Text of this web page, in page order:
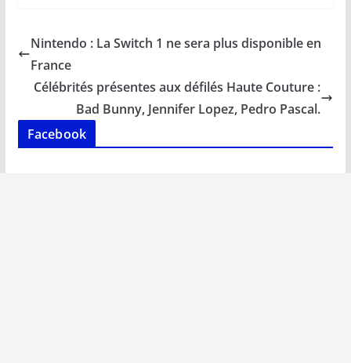
b
o
o
k
l s
p
p
e
n
y
n
k
g
Nintendo : La Switch 1 ne sera plus disponible en
France
Célébrités présentes aux défilés Haute Couture :
Bad Bunny, Jennifer Lopez, Pedro Pascal.
Facebook